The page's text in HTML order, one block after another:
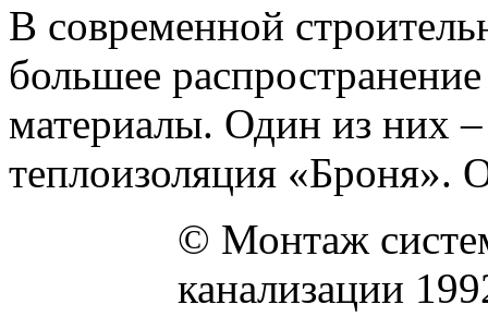
В современной
большее
материалы. Один из них –
теплоизоляция «Броня».
© Монтаж
канализации